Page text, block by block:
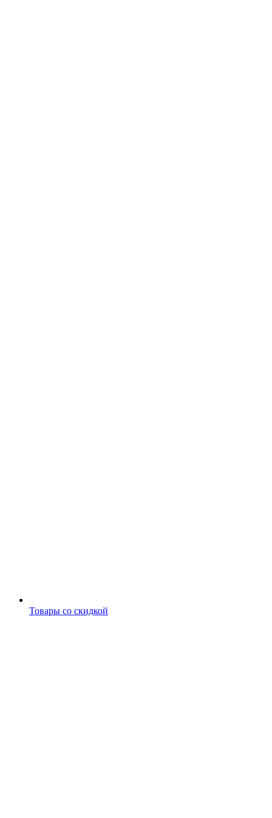
Товары со скидкой